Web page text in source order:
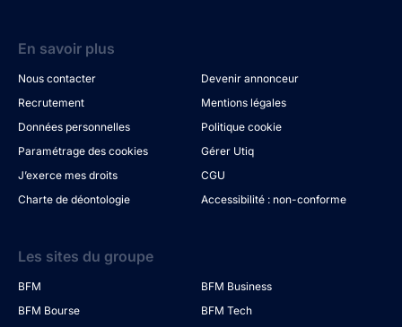
En savoir plus
Nous contacter
Devenir annonceur
Recrutement
Mentions légales
Données personnelles
Politique cookie
Paramétrage des cookies
Gérer Utiq
J’exerce mes droits
CGU
Charte de déontologie
Accessibilité : non-conforme
Les sites du groupe
BFM
BFM Business
BFM Bourse
BFM Tech